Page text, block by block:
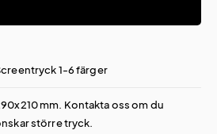
1-6 färger
mm. Kontakta oss om du
större tryck.